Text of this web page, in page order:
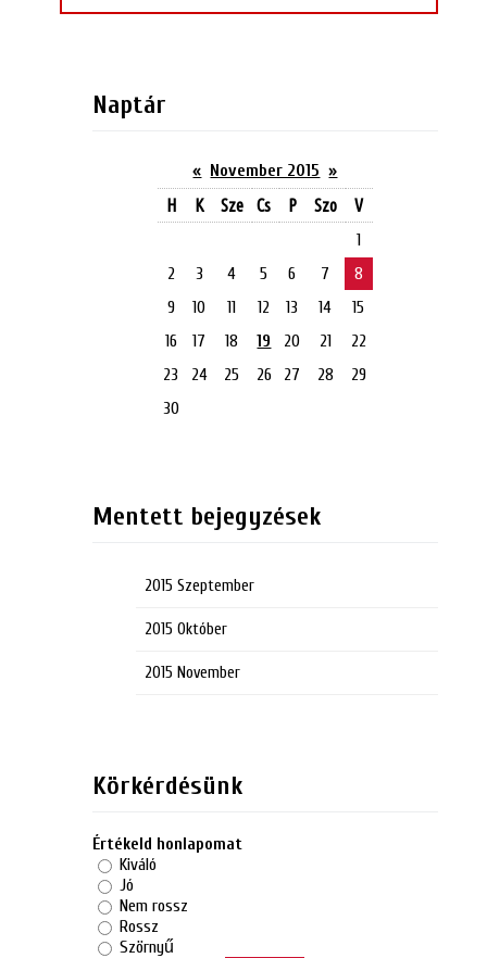
Naptár
« November 2015 »
H
K Sze Cs P Szo
V
1
2
3 4 5 6 7
8
9
10 11 12 13 14
15
16
17 18 19 20 21
22
23
24 25 26 27 28
29
30
Mentett bejegyzések
2015 Szeptember
2015 Október
2015 November
Körkérdésünk
Értékeld honlapomat
Kiváló
Jó
Nem rossz
Rossz
Szörnyű